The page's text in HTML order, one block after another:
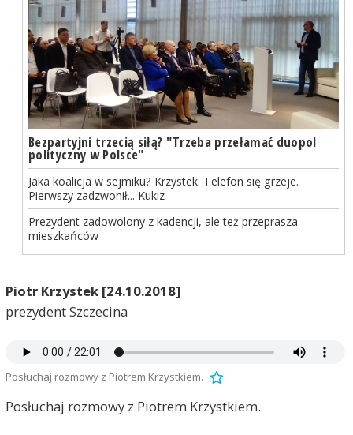
Bezpartyjni trzecią siłą? "Trzeba przełamać duopol
polityczny w Polsce"
Jaka koalicja w sejmiku? Krzystek: Telefon się grzeje.
Pierwszy zadzwonił... Kukiz
Prezydent zadowolony z kadencji, ale też przeprasza
mieszkańców
Piotr Krzystek [24.10.2018]
prezydent Szczecina
Posłuchaj rozmowy z Piotrem Krzystkiem.
Posłuchaj rozmowy z Piotrem Krzystkiem.